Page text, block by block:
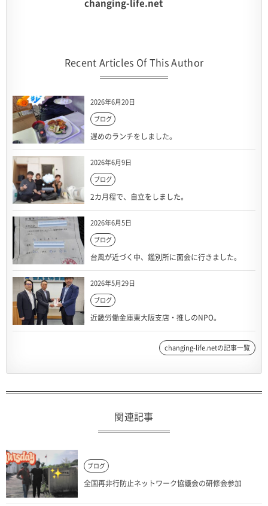
changing-life.net
Recent Articles Of This Author
2026年6月20日
ブログ
遅めのランチをしました。
2026年6月9日
ブログ
2カ月程で、自立をしました。
2026年6月5日
ブログ
台風が近づく中、鑑別所に面会に行きました。
2026年5月29日
ブログ
近畿労働金庫東大阪支店・推しのNPO。
changing-life.netの記事一覧
関連記事
ブログ
全国再非行防止ネットワーク協議会の研修会参加